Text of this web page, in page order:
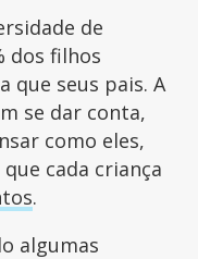
de
dos filhos
que seus pais. A
se dar conta,
como eles,
cada criança
.
algumas